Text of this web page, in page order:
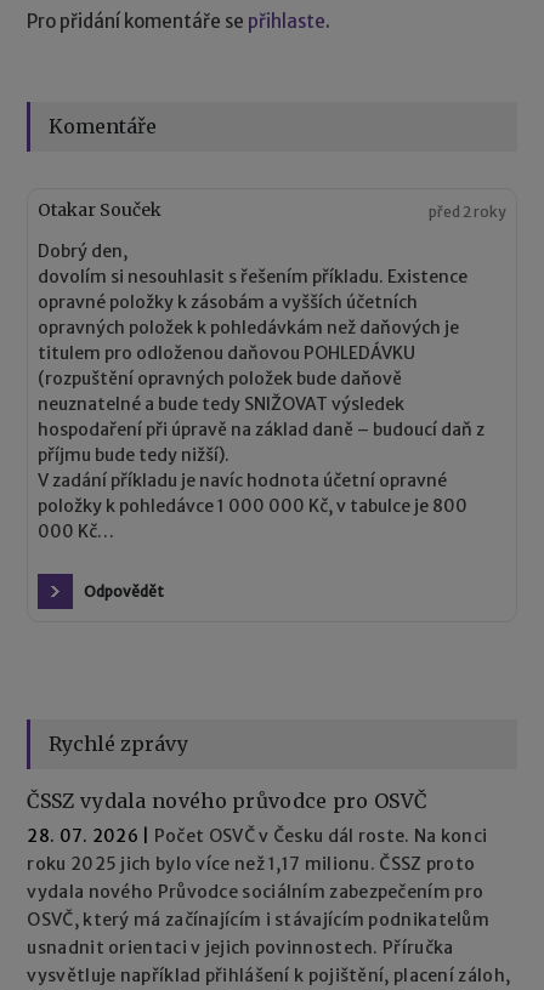
Pro přidání komentáře se přihlaste.
Komentáře
Otakar Souček před 2 roky
Dobrý den,
dovolím si nesouhlasit s řešením příkladu. Existence
opravné položky k zásobám a vyšších účetních
opravných položek k pohledávkám než daňových je
titulem pro odloženou daňovou POHLEDÁVKU
(rozpuštění opravných položek bude daňově
neuznatelné a bude tedy SNIŽOVAT výsledek
hospodaření při úpravě na základ daně – budoucí daň z
příjmu bude tedy nižší).
V zadání příkladu je navíc hodnota účetní opravné
položky k pohledávce 1 000 000 Kč, v tabulce je 800
000 Kč…
Odpovědět
Rychlé zprávy
ČSSZ vydala nového průvodce pro OSVČ
28. 07. 2026
Počet OSVČ v Česku dál roste. Na konci
roku 2025 jich bylo více než 1,17 milionu. ČSSZ proto
vydala nového Průvodce sociálním zabezpečením pro
OSVČ, který má začínajícím i stávajícím podnikatelům
usnadnit orientaci v jejich povinnostech. Příručka
vysvětluje například přihlášení k pojištění, placení záloh,